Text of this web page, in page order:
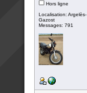
Hors ligne
Localisation: Argelès-
Gazost
Messages: 791